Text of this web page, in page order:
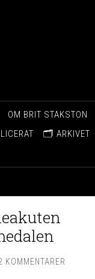
OM BRIT STAKSTON
🗂️ ARKIVET
KOMMENTARER